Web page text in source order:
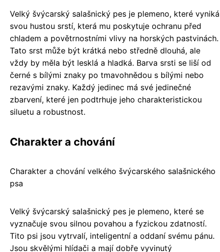
Velký švýcarský salašnický pes je plemeno, které vyniká
svou hustou srstí, která mu poskytuje ochranu před
chladem a povětrnostními vlivy na horských pastvinách.
Tato srst může být krátká nebo středně dlouhá, ale
vždy by měla být lesklá a hladká. Barva srsti se liší od
černé s bílými znaky po tmavohnědou s bílými nebo
rezavými znaky. Každý jedinec má své jedinečné
zbarvení, které jen podtrhuje jeho charakteristickou
siluetu a robustnost.
Charakter a chování
Charakter a chování velkého švýcarského salašnického
psa
Velký švýcarský salašnický pes je plemeno, které se
vyznačuje svou silnou povahou a fyzickou zdatností.
Tito psi jsou vytrvalí, inteligentní a oddaní svému pánu.
Jsou skvělými hlídači a mají dobře vyvinutý